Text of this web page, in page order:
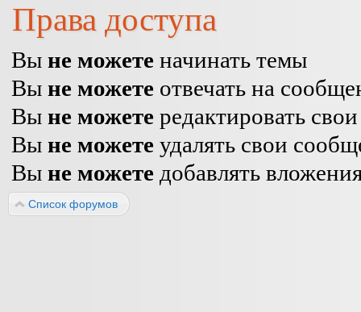
Права доступа
Вы не можете начинать темы
Вы не можете отвечать на
Вы не можете редактировать
Вы не можете удалять свои
Вы не можете добавлять
Список форумов